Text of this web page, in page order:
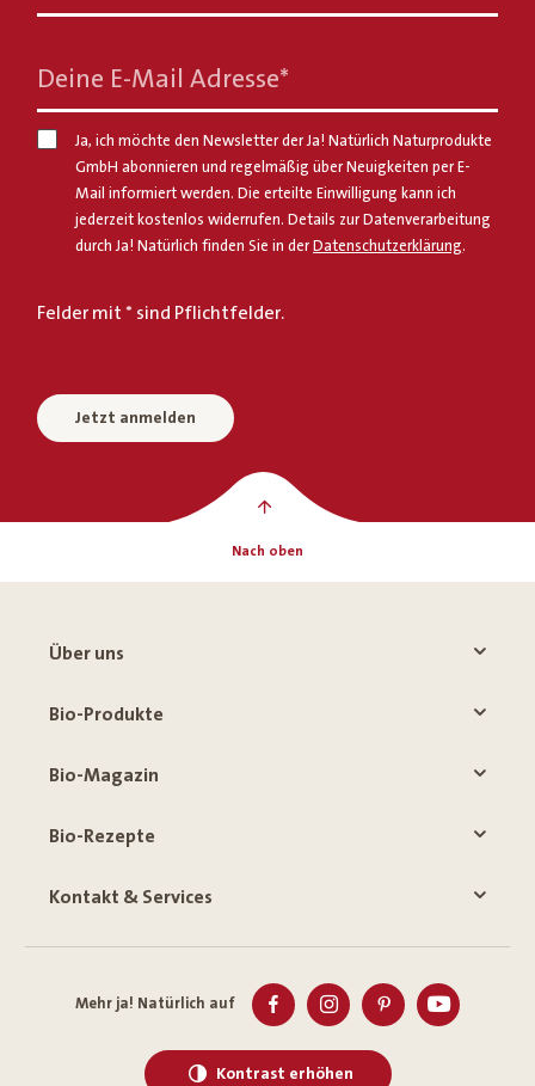
Deine E-Mail Adresse*
Ja, ich möchte den Newsletter der Ja! Natürlich Naturprodukte
GmbH abonnieren und regelmäßig über Neuigkeiten per E-
Mail informiert werden. Die erteilte Einwilligung kann ich
jederzeit kostenlos widerrufen. Details zur Datenverarbeitung
durch Ja! Natürlich finden Sie in derDatenschutzerklärung.
Felder mit * sind Pflichtfelder.
Jetzt anmelden
Nach oben
Über uns
Bio-Produkte
Bio-Magazin
Bio-Rezepte
Kontakt & Services
Mehr ja! Natürlich auf
Kontrast erhöhen